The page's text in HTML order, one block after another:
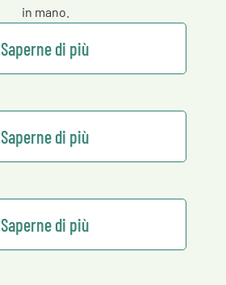
in mano.
Saperne di più
Saperne di più
Saperne di più